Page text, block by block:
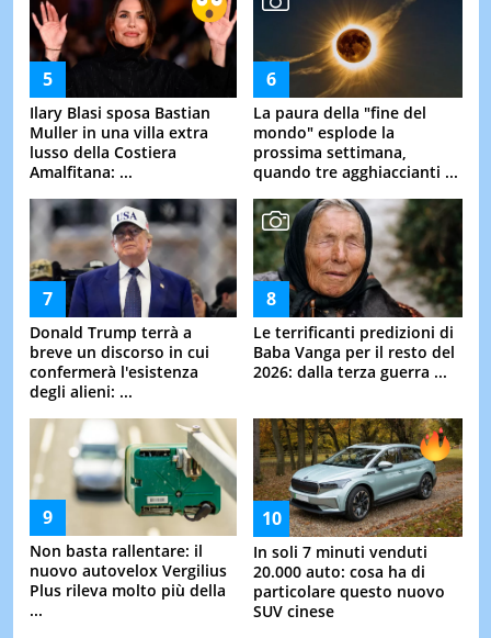
Ilary Blasi sposa Bastian
Muller in una villa extra
lusso della Costiera
Amalfitana: ...
La paura della "fine del
mondo" esplode la
prossima settimana,
quando tre agghiaccianti ...
Donald Trump terrà a
breve un discorso in cui
confermerà l'esistenza
degli alieni: ...
Le terrificanti predizioni di
Baba Vanga per il resto del
2026: dalla terza guerra ...
Non basta rallentare: il
nuovo autovelox Vergilius
Plus rileva molto più della
...
In soli 7 minuti venduti
20.000 auto: cosa ha di
particolare questo nuovo
SUV cinese